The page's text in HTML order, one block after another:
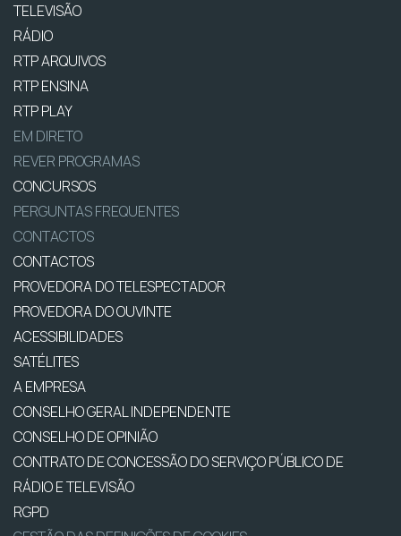
TELEVISÃO
RÁDIO
RTP ARQUIVOS
RTP ENSINA
RTP PLAY
EM DIRETO
REVER PROGRAMAS
CONCURSOS
PERGUNTAS FREQUENTES
CONTACTOS
CONTACTOS
PROVEDORA DO TELESPECTADOR
PROVEDORA DO OUVINTE
ACESSIBILIDADES
SATÉLITES
A EMPRESA
CONSELHO GERAL INDEPENDENTE
CONSELHO DE OPINIÃO
CONTRATO DE CONCESSÃO DO SERVIÇO PÚBLICO DE
RÁDIO E TELEVISÃO
RGPD